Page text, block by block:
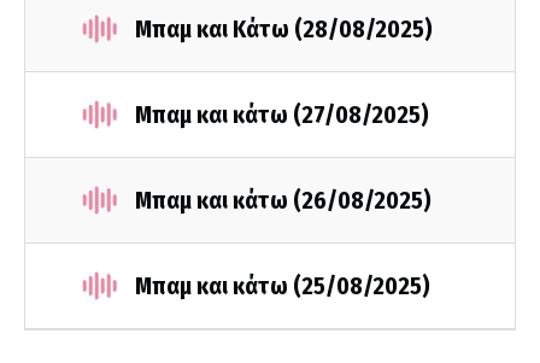
Μπαμ και Κάτω (28/08/2025)
Μπαμ και κάτω (27/08/2025)
Μπαμ και κάτω (26/08/2025)
Μπαμ και κάτω (25/08/2025)